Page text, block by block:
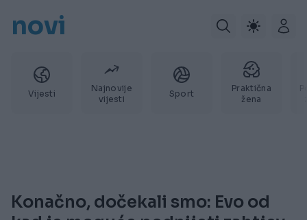
novi
Vijesti
Najnovije
vijesti
Sport
Praktična
žena
Konačno, dočekali smo: Evo od